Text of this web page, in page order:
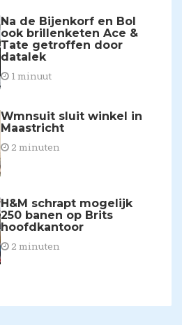
Na de Bijenkorf en Bol
ook brillenketen Ace &
Tate getroffen door
datalek
1 minuut
Wmnsuit sluit winkel in
Maastricht
2 minuten
H&M schrapt mogelijk
250 banen op Brits
hoofdkantoor
2 minuten